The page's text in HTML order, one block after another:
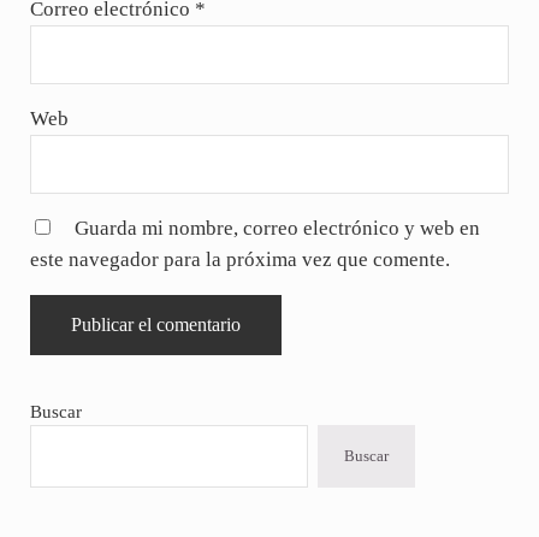
Correo electrónico *
Web
Guarda mi nombre, correo electrónico y web en
este navegador para la próxima vez que comente.
Sidebar
Buscar
Buscar